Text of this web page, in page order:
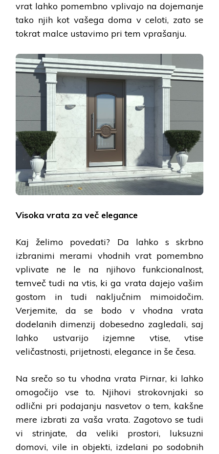
vrat lahko pomembno vplivajo na dojemanje
tako njih kot vašega doma v celoti, zato se
tokrat malce ustavimo pri tem vprašanju.
Visoka vrata za več elegance
Kaj želimo povedati? Da lahko s skrbno
izbranimi merami vhodnih vrat pomembno
vplivate ne le na njihovo funkcionalnost,
temveč tudi na vtis, ki ga vrata dajejo vašim
gostom in tudi naključnim mimoidočim.
Verjemite, da se bodo v vhodna vrata
dodelanih dimenzij dobesedno zagledali, saj
lahko ustvarijo izjemne vtise, vtise
veličastnosti, prijetnosti, elegance in še česa.
Na srečo so tu vhodna vrata Pirnar, ki lahko
omogočijo vse to. Njihovi strokovnjaki so
odlični pri podajanju nasvetov o tem, kakšne
mere izbrati za vaša vrata. Zagotovo se tudi
vi strinjate, da veliki prostori, luksuzni
domovi, vile in objekti, izdelani po sodobnih